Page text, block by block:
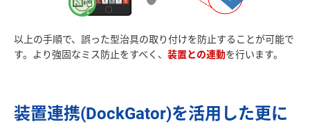
以上の手順で、誤った型治具の取り付けを防止することが可能で
す。より強固なミス防止をすべく、 装置との連動
装置連携(DockGator)を活用した更に